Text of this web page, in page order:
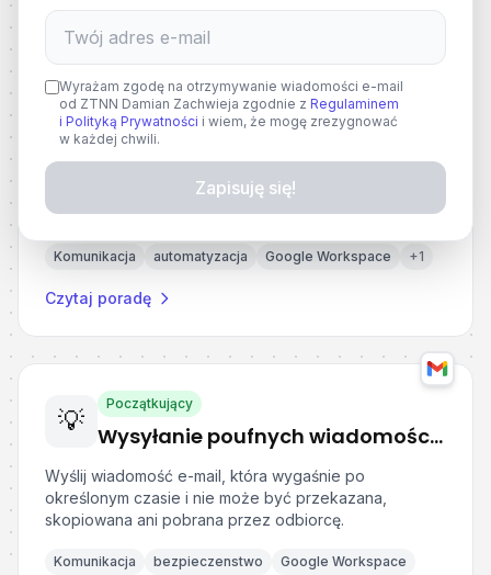
💡
Średnio zaawansowany
Przyspiesz wysyłanie powtarzalnych wiadomości
poprzez wykorzystanie wbudowanej funkcji
szablonów.
Komunikacja automatyzacja Google Workspace +1
Czytaj poradę
💡
Początkujący
Wysyłanie poufnych wiadomości w Gmail
Wyślij wiadomość e-mail, która wygaśnie po
określonym czasie i nie może być przekazana,
skopiowana ani pobrana przez odbiorcę.
Komunikacja bezpieczenstwo
Google Workspace
Wyrażam zgodę na otrzymywanie wiadomości e-mail
od ZTNN Damian Zachwieja zgodnie z Regulaminem
i Polityką Prywatności i wiem, że mogę zrezygnować
w każdej chwili.
Zapisuję się!